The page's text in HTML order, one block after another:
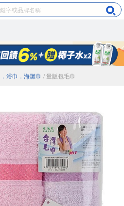
浴巾．海灘巾 / 量販包毛巾